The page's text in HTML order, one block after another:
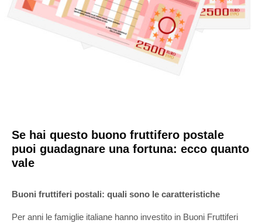
Se hai questo buono fruttifero postale
puoi guadagnare una fortuna: ecco quanto
vale
Buoni fruttiferi postali: quali sono le caratteristiche
Per anni le famiglie italiane hanno investito in Buoni Fruttiferi